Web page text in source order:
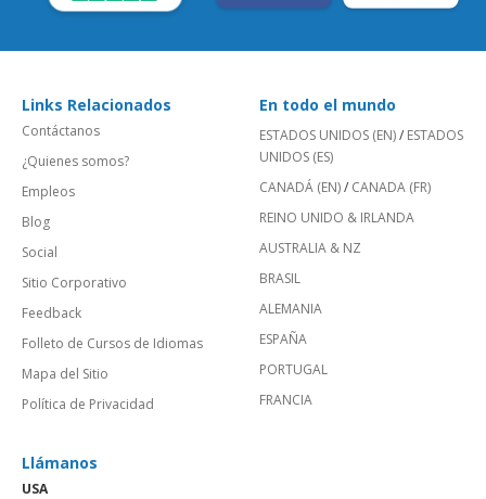
Links Relacionados
Contáctanos
¿Quienes somos?
Empleos
Blog
Social
Sitio Corporativo
Feedback
Folleto de Cursos de Idiomas
Mapa del Sitio
Política de Privacidad
En todo el mundo
ESTADOS UNIDOS (EN)/ ESTADOS
UNIDOS (ES)
CANADÁ (EN)/ CANADA (FR)
REINO UNIDO & IRLANDA
AUSTRALIA & NZ
BRASIL
ALEMANIA
ESPAÑA
PORTUGAL
FRANCIA
Llámanos
USA